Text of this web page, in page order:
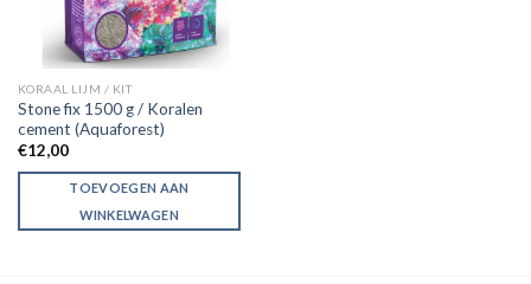
KORAAL LIJM / KIT
Stone fix 1500 g / Koralen
cement (Aquaforest)
€12,00
TOEVOEGEN AAN
WINKELWAGEN